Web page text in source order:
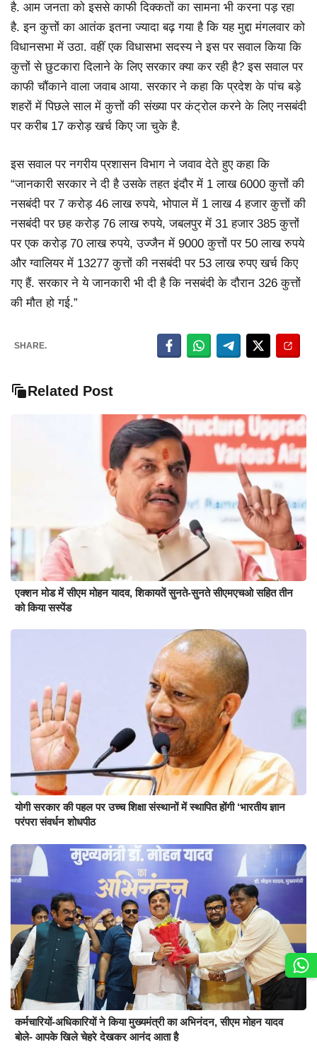
है. आम जनता को इससे काफी दिक्कतों का सामना भी करना पड़ रहा
है. इन कुत्तों का आतंक इतना ज्यादा बढ़ गया है कि यह मुद्दा मंगलवार को
विधानसभा में उठा. वहीं एक विधासभा सदस्य ने इस पर सवाल किया कि
कुत्तों से छुटकारा दिलाने के लिए सरकार क्या कर रही है? इस सवाल पर
काफी चौंकाने वाला जवाब आया. सरकार ने कहा कि प्रदेश के पांच बड़े
शहरों में पिछले साल में कुत्तों की संख्या पर कंट्रोल करने के लिए नसबंदी
पर करीब 17 करोड़ खर्च किए जा चुके है.
इस सवाल पर नगरीय प्रशासन विभाग ने जवाव देते हुए कहा कि
“जानकारी सरकार ने दी है उसके तहत इंदौर में 1 लाख 6000 कुत्तों की
नसबंदी पर 7 करोड़ 46 लाख रुपये, भोपाल में 1 लाख 4 हजार कुत्तों की
नसबंदी पर छह करोड़ 76 लाख रुपये, जबलपुर में 31 हजार 385 कुत्तों
पर एक करोड़ 70 लाख रुपये, उज्जैन में 9000 कुत्तों पर 50 लाख रुपये
और ग्वालियर में 13277 कुत्तों की नसबंदी पर 53 लाख रुपए खर्च किए
गए हैं. सरकार ने ये जानकारी भी दी है कि नसबंदी के दौरान 326 कुत्तों
की मौत हो गई.”
SHARE.
Related Post
एक्शन मोड में सीएम मोहन यादव, शिकायतें सुनते-सुनते सीएमएचओ सहित तीन
को किया सस्पेंड
योगी सरकार की पहल पर उच्च शिक्षा संस्थानों में स्थापित होंगी ‘भारतीय ज्ञान
परंपरा संवर्धन शोधपीठ
कर्मचारियों-अधिकारियों ने किया मुख्यमंत्री का अभिनंदन, सीएम मोहन यादव
बोले- आपके खिले चेहरे देखकर आनंद आता है